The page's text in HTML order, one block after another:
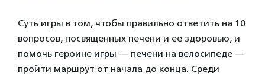
Суть игры в том, чтобы правильно ответить на 10
вопросов, посвященных печени и ее здоровью, и
помочь героине игры — печени на велосипеде —
пройти маршрут от начала до конца. Среди